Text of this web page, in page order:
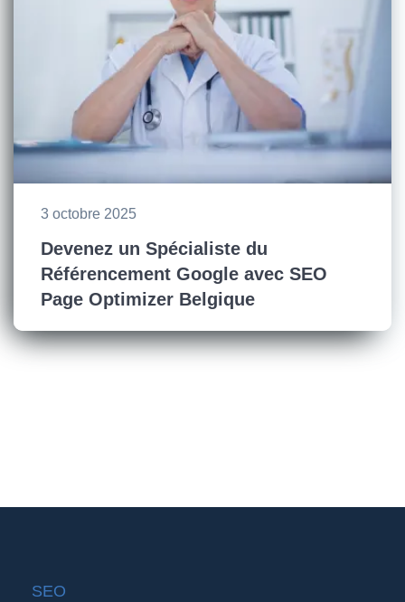
3 octobre 2025
Devenez un Spécialiste du
Référencement Google avec SEO
Page Optimizer Belgique
SEO